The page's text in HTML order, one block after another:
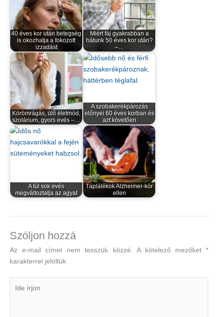
40 éves kor után betegség
is okozhatja a fokozott
izzadást
Miért fáj gyakrabban a
hátunk 50 éves kor után?
–…
Körömrágás, ülő életmód,
szolárium, gyors evés –…
A szobakerékpározás
előnyei 60 éves korban és
azt követően
A túl sok evés
megváltoztatja az agyat
Táplálékok Alzheimer-kór
ellen
Szóljon hozzá
Az e-mail címet nem tesszük közzé. A kötelező mezőket*
karakterrel jelöltük